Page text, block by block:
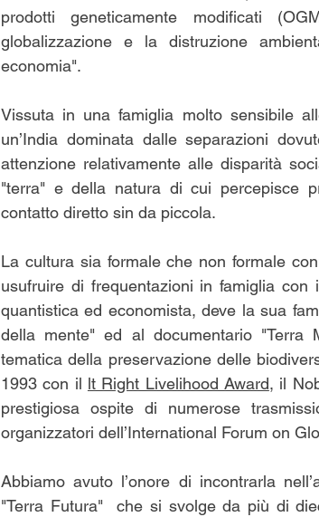
prodotti geneticamente modificati
globalizzazione e la distruzione
economia".
Vissuta in una famiglia molto sensibile
un’India dominata dalle separazioni
attenzione relativamente alle disparità
"terra" e della natura di cui percepisce
contatto diretto sin da piccola.
La cultura sia formale che non formale
usufruire di frequentazioni in famiglia
quantistica ed economista, deve la sua
della mente" ed al documentario
tematica della preservazione delle
1993 con il lt Right Livelihood Award, il
prestigiosa ospite di numerose
organizzatori dell’International Forum on
Abbiamo avuto l’onore di incontrarla
"Terra Futura"  che si svolge da più di